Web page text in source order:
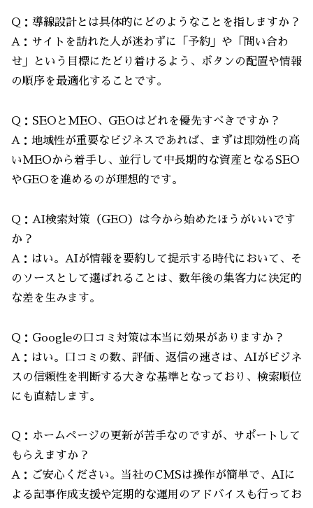
Q：導線設計とは具体的にどのようなことを指しますか？
A：サイトを訪れた人が迷わずに「予約」や「問い合わ
せ」という目標にたどり着けるよう、ボタンの配置や情報
の順序を最適化することです。
Q：SEOとMEO、GEOはどれを優先すべきですか？
A：地域性が重要なビジネスであれば、まずは即効性の高
いMEOから着手し、並行して中長期的な資産となるSEO
やGEOを進めるのが理想的です。
Q：AI検索対策（GEO）は今から始めたほうがいいです
か？
A：はい。AIが情報を要約して提示する時代において、そ
のソースとして選ばれることは、数年後の集客力に決定的
な差を生みます。
Q：Googleの口コミ対策は本当に効果がありますか？
A：はい。口コミの数、評価、返信の速さは、AIがビジネ
スの信頼性を判断する大きな基準となっており、検索順位
にも直結します。
Q：ホームページの更新が苦手なのですが、サポートして
もらえますか？
A：ご安心ください。当社のCMSは操作が簡単で、AIに
よる記事作成支援や定期的な運用のアドバイスも行ってお